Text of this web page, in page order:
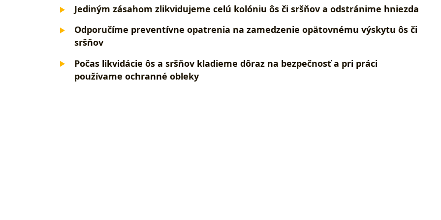
Jediným zásahom zlikvidujeme celú kolóniu ôs či sršňov a odstránime hniezda
Odporučíme preventívne opatrenia na zamedzenie opätovnému výskytu ôs či
sršňov
Počas likvidácie ôs a sršňov kladieme dôraz na bezpečnosť a pri práci
používame ochranné obleky